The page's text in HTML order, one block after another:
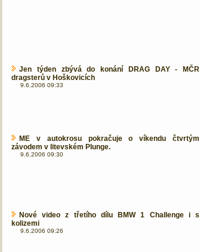
Jen týden zbývá do konání DRAG DAY - MČR
dragsterů v Hoškovicích
9.6.2006 09:33
ME v autokrosu pokračuje o víkendu čtvrtým
závodem v litevském Plunge.
9.6.2006 09:30
Nové video z třetího dílu BMW 1 Challenge i s
kolizemi
9.6.2006 09:26